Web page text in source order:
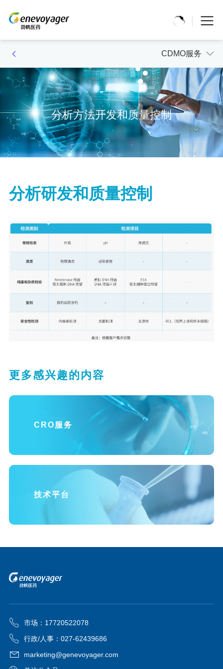
CDMO服务
分析方法开发和质量控制
分析研发和质量控制
更多感兴趣的内容
CRO服务
技术平台
市场：17720522078
行政/人事：027-62439686
marketing@genevoyager.com